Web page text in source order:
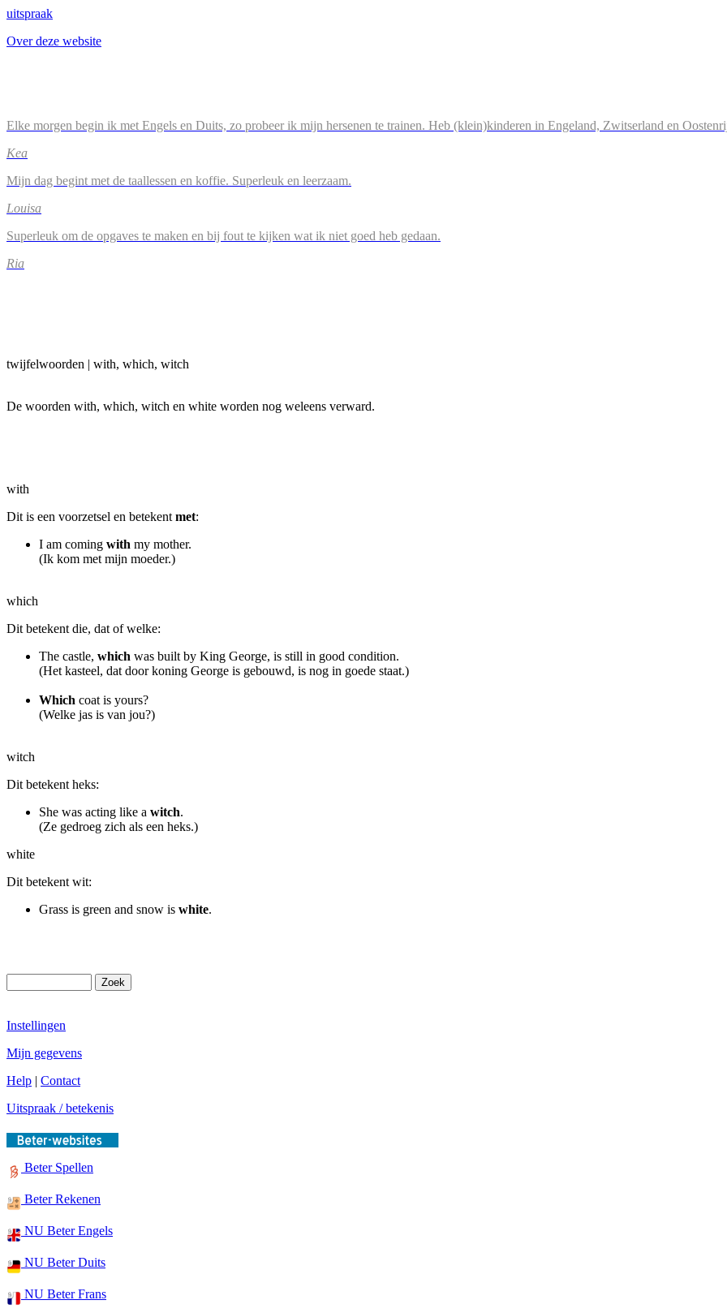
uitspraak
Over deze website
Elke morgen begin ik met Engels en Duits, zo probeer ik mijn hersenen te trainen. Heb (klein)kinderen in Engeland, Zwitserland en
Kea
Mijn dag begint met de taallessen en koffie. Superleuk en leerzaam.
Louisa
Superleuk om de opgaves te maken en bij fout te kijken wat ik niet goed heb gedaan.
Ria
twijfelwoorden | with, which, witch
De woorden with, which, witch en white worden nog weleens verward.
with
Dit is een voorzetsel en betekent met:
I am coming with my mother.
(Ik kom met mijn moeder.)
which
Dit betekent die, dat of welke:
The castle, which was built by King George, is still in good condition.
(Het kasteel, dat door koning George is gebouwd, is nog in goede staat.)
Which coat is yours?
(Welke jas is van jou?)
witch
Dit betekent heks:
She was acting like a witch.
(Ze gedroeg zich als een heks.)
white
Dit betekent wit:
Grass is green and snow is white.
Instellingen
Mijn gegevens
Help | Contact
Uitspraak / betekenis
Beter Spellen
Beter Rekenen
NU Beter Engels
NU Beter Duits
NU Beter Frans